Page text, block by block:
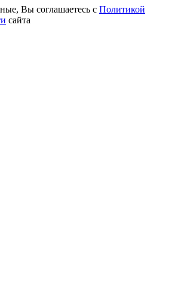
Вы соглашаетесь с Политикой
сайта